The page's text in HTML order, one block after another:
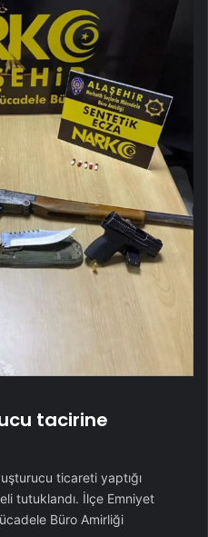
tacirine
ticareti yaptığı
tutuklandı. İlçe Emniyet
Büro Amirliği